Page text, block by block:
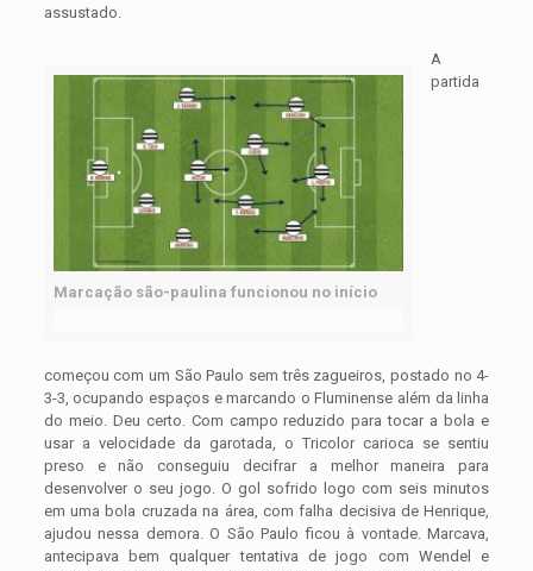
assustado.
Marcação são-paulina funcionou no início
A
partida
começou com um São Paulo sem três zagueiros, postado no 4-
3-3, ocupando espaços e marcando o Fluminense além da linha
do meio. Deu certo. Com campo reduzido para tocar a bola e
usar a velocidade da garotada, o Tricolor carioca se sentiu
preso e não conseguiu decifrar a melhor maneira para
desenvolver o seu jogo. O gol sofrido logo com seis minutos
em uma bola cruzada na área, com falha decisiva de Henrique,
ajudou nessa demora. O São Paulo ficou à vontade. Marcava,
antecipava bem qualquer tentativa de jogo com Wendel e